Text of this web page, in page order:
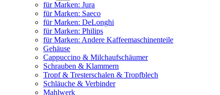
für Marken: Jura
für Marken: Saeco
für Marken: DeLonghi
für Marken: Philips
für Marken: Andere Kaffeemaschinenteile
Gehäuse
Cappuccino & Milchaufschäumer
Schrauben & Klammern
Tropf & Tresterschalen & Tropfblech
Schläuche & Verbinder
Mahlwerk